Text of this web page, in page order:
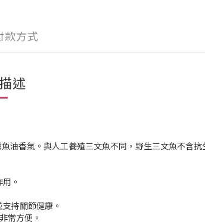
款方式
述
香氣。與人工養殖三文魚不同，野生三文魚不含
。
持關節健康。
常方便。